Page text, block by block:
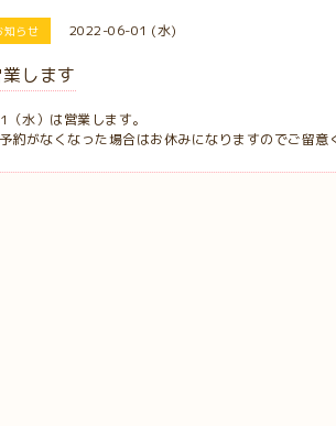
知らせ 2022-06-01 (水)
します
（水）は営業します。
約がなくなった場合はお休みになりますのでご留意